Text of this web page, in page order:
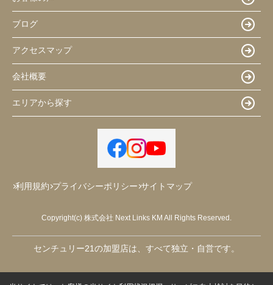
ブログ
アクセスマップ
会社概要
エリアから探す
利用規約 プライバシーポリシー サイトマップ
Copyright(c) 株式会社 Next Links KM All Rights Reserved.
センチュリー21の加盟店は、すべて独立・自営です。